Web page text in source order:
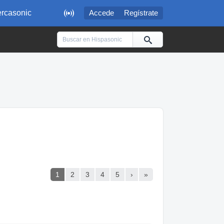
 Accede Regístrate
1 2 3 4 5 › »